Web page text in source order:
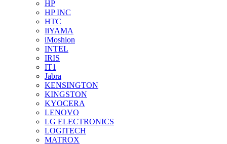
HP
HP INC
HTC
IiYAMA
iMoshion
INTEL
IRIS
IT1
Jabra
KENSINGTON
KINGSTON
KYOCERA
LENOVO
LG ELECTRONICS
LOGITECH
MATROX